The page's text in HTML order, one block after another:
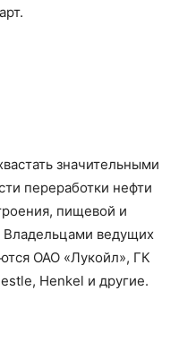
значительными
переработки нефти
пищевой и
ведущих
ОАО «Лукойл», ГК
Henkel и другие.